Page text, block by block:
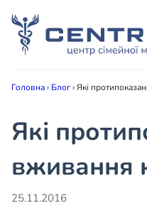
Головна› Блог›Які
Які
вживання
25.11.2016